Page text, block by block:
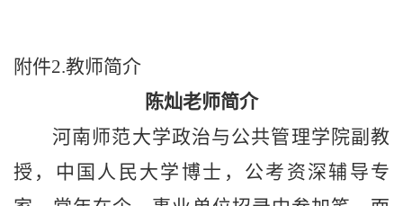
附件2.教师简介
陈灿老师简介
河南师范大学政治与公共管理学院副教
授，中国人民大学博士，公考资深辅导专